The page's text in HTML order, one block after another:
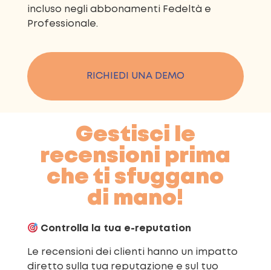
incluso negli abbonamenti Fedeltà e
Professionale.
RICHIEDI UNA DEMO
Gestisci le
recensioni prima
che ti sfuggano
di mano!
Controlla la tua e-reputation
Le recensioni dei clienti hanno un impatto
diretto sulla tua reputazione e sul tuo